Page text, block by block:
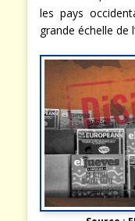
les pays
grande échelle de